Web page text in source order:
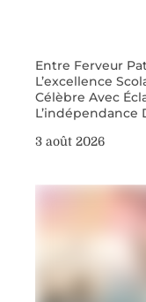
Entre Ferveur
L’excellence
Célèbre Avec
L’indépendance
3 août 2026